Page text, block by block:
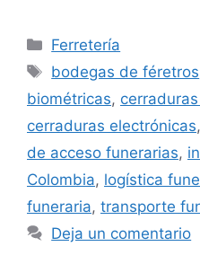
Categorías
Ferretería
Etiquetas
bodegas de féretros
biométricas,
cerraduras electrónicas,
de acceso funerarias,
Colombia, logística
funeraria, transporte
Deja un comentario